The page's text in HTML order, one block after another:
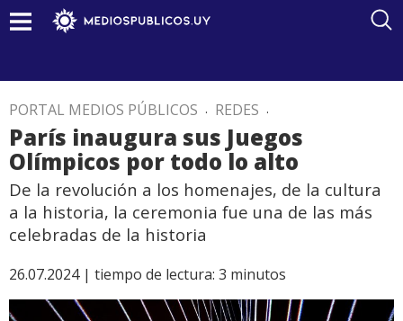
PORTAL MEDIOS PÚBLICOS . REDES .
París inaugura sus Juegos
Olímpicos por todo lo alto
De la revolución a los homenajes, de la cultura
a la historia, la ceremonia fue una de las más
celebradas de la historia
26.07.2024 | tiempo de lectura: 3 minutos